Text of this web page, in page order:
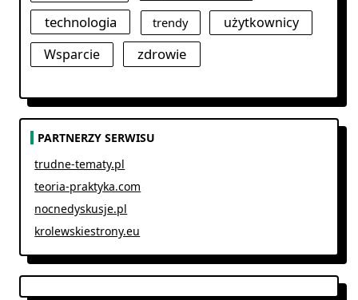
technologia trendy
użytkownicy
Wsparcie
zdrowie
PARTNERZY SERWISU
trudne-tematy.pl
teoria-praktyka.com
nocnedyskusje.pl
krolewskiestrony.eu